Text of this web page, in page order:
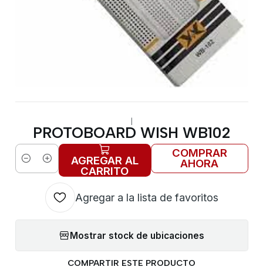
|
PROTOBOARD WISH WB102
Cantidad AGREGAR AL
CARRITO
COMPRAR
AHORA
Agregar a la lista de favoritos
Mostrar stock de ubicaciones
COMPARTIR ESTE PRODUCTO